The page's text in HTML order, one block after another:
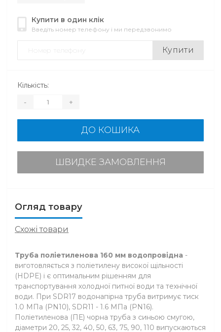
Купити в один клік
Введіть номер телефону і ми передзвонимо
Купити
Кількість:
- +
ДО КОШИКА
ШВИДКЕ ЗАМОВЛЕННЯ
Огляд товару
Схожі товари
Труба поліетиленова 160 мм водопровідна -
виготовляється з поліетилену високої щільності
(HDPE) і є оптимальним рішенням для
транспортування холодної питної води та технічної
води. При SDR17 водонапірна труба витримує тиск
1.0 МПа (PN10), SDR11 - 1.6 МПа (PN16).
Поліетиленова (ПЕ) чорна труба з синьою смугою,
діаметри 20, 25, 32, 40, 50, 63, 75, 90, 110 випускаються